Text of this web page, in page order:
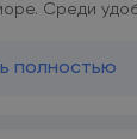
Среди
кухня,
полностью